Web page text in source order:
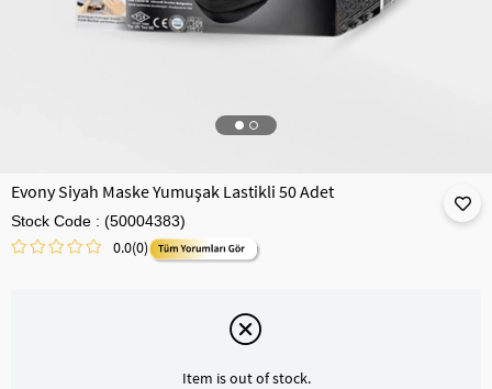
Evony Siyah Maske Yumuşak Lastikli 50 Adet
Stock Code (50004383)
0.0(0)
Item is out of stock.